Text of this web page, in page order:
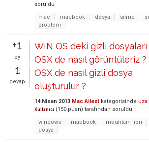
soruldu
mac
macbook dosya silme
problem
+1
oy
1
cevap
WIN OS deki gizli dosyaları
OSX de nasıl görüntüleriz ?
OSX de nasıl gizli dosya
oluşturulur ?
14 Nisan 2013 Mac Ailesi kategorisinde uza
Kullanıcı (150 puan) tarafından soruldu
windows
macbook mountain-lion
dosya